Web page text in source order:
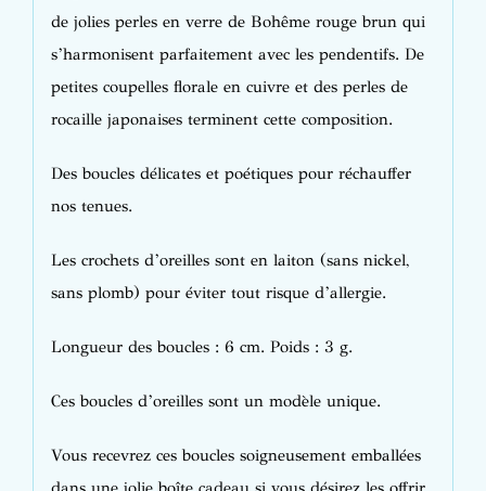
de jolies perles en verre de Bohême rouge brun qui
s’harmonisent parfaitement avec les pendentifs. De
petites coupelles florale en cuivre et des perles de
rocaille japonaises terminent cette composition.
Des boucles délicates et poétiques pour réchauffer
nos tenues.
Les crochets d’oreilles sont en laiton (sans nickel,
sans plomb) pour éviter tout risque d’allergie.
Longueur des boucles : 6 cm. Poids : 3 g.
Ces boucles d’oreilles sont un modèle unique.
Vous recevrez ces boucles soigneusement emballées